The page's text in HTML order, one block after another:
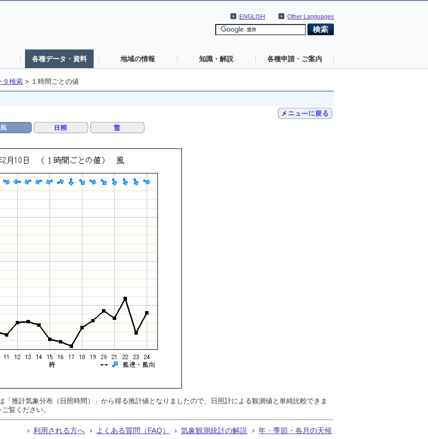
Other Languages
ENGLISH
各種データ・資料 地域の情報 知識・解説 各種申請・ご案内
タ検索 > １時間ごとの値
推計気象分布（日照時間）」から得る推計値となりましたので、日照計による観測値と単純比較できま
ご覧ください。
利用される方へ よくある質問（FAQ） 気象観測統計の解説 年・季節・各月の天候